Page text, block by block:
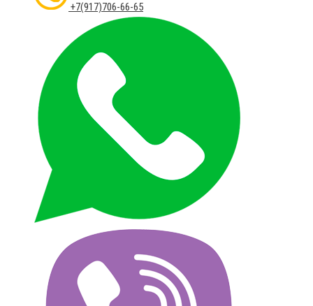
+7(917)706-66-65